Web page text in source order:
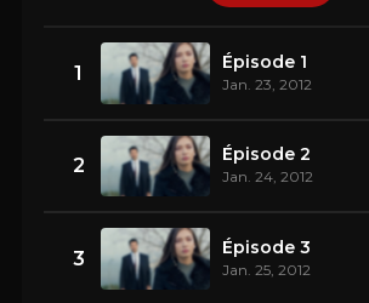
1 Épisode 1
Jan. 23, 2012
2 Épisode 2
Jan. 24, 2012
3 Épisode 3
Jan. 25, 2012